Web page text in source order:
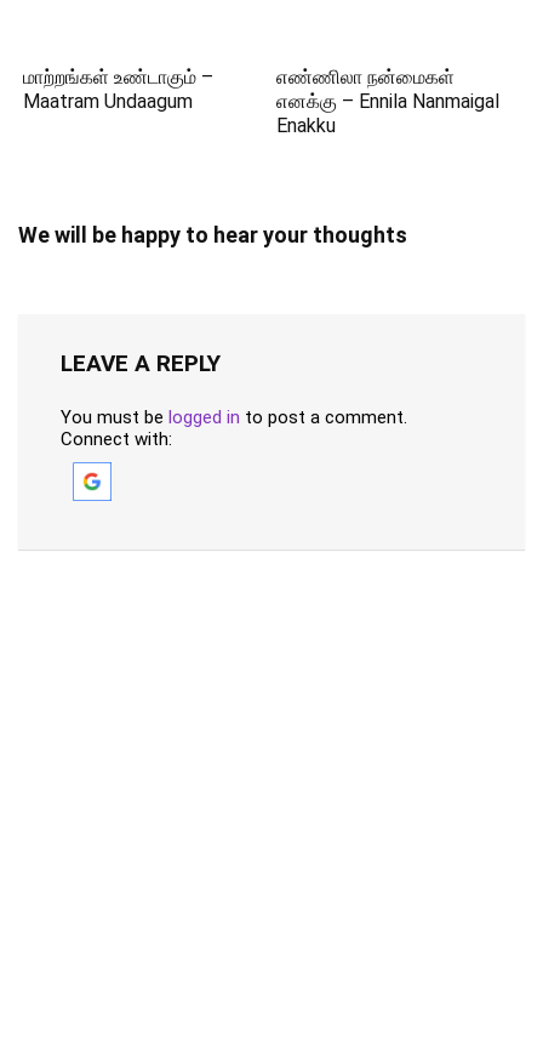
மாற்றங்கள் உண்டாகும் –
Maatram Undaagum
எண்ணிலா நன்மைகள்
எனக்கு – Ennila Nanmaigal
Enakku
We will be happy to hear your thoughts
LEAVE A REPLY
You must be logged in to post a comment.
Connect with: